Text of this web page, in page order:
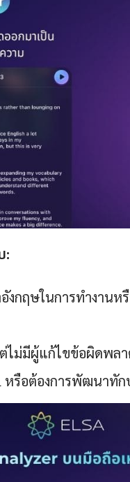
:
งกฤษในการทำงาน
ไม่มีผู้แก้ไขข้อผิดพล
หรือต้องการพัฒนาทั